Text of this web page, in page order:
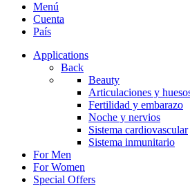
Menú
Cuenta
País
Applications
Back
Beauty
Articulaciones y
Fertilidad y embarazo
Noche y nervios
Sistema cardiovascular
Sistema inmunitario
For Men
For Women
Special Offers